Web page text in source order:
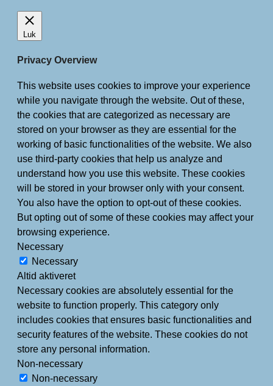
Luk
Privacy Overview
This website uses cookies to improve your experience
while you navigate through the website. Out of these,
the cookies that are categorized as necessary are
stored on your browser as they are essential for the
working of basic functionalities of the website. We also
use third-party cookies that help us analyze and
understand how you use this website. These cookies
will be stored in your browser only with your consent.
You also have the option to opt-out of these cookies.
But opting out of some of these cookies may affect your
browsing experience.
Necessary
Necessary
Altid aktiveret
Necessary cookies are absolutely essential for the
website to function properly. This category only
includes cookies that ensures basic functionalities and
security features of the website. These cookies do not
store any personal information.
Non-necessary
Non-necessary